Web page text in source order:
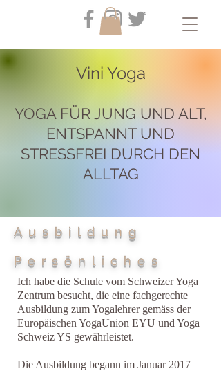
Vini Yoga
YOGA FÜR JUNG UND ALT,
ENTSPANNT UND
STRESSFREI DURCH DEN
ALLTAG
Ausbildung
Persönliches
Ich habe die Schule vom Schweizer Yoga
Zentrum besucht, die eine fachgerechte
Ausbildung zum Yogalehrer gemäss der
Europäischen YogaUnion EYU und Yoga
Schweiz YS gewährleistet.
Die Ausbildung begann im Januar 2017